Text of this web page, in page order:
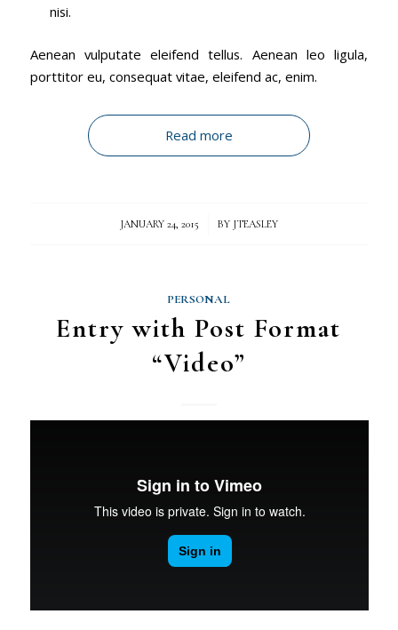
nisi.
Aenean vulputate eleifend tellus. Aenean leo ligula,
porttitor eu, consequat vitae, eleifend ac, enim.
Read more
JANUARY 24, 2015
/ BY JTEASLEY
PERSONAL
Entry with Post Format
“Video”